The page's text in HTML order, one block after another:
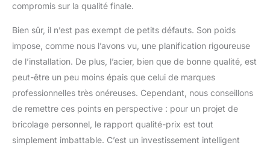
compromis sur la qualité finale.
Bien sûr, il n’est pas exempt de petits défauts. Son poids
impose, comme nous l’avons vu, une planification rigoureuse
de l’installation. De plus, l’acier, bien que de bonne qualité, est
peut-être un peu moins épais que celui de marques
professionnelles très onéreuses. Cependant, nous conseillons
de remettre ces points en perspective : pour un projet de
bricolage personnel, le rapport qualité-prix est tout
simplement imbattable. C’est un investissement intelligent